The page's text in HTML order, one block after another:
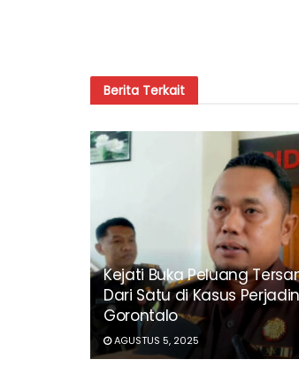
Berita Terkait
Kejati Buka Peluang
Dari Satu di Kasus
Gorontalo
AGUSTUS 5, 2025